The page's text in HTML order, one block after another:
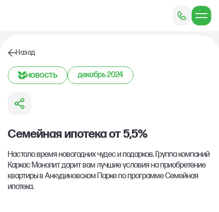
Назад
новость декабрь 2024
Семейная ипотека от 5,5%
Настало время новогодних чудес и подарков. Группа компаний
Каркас Монолит дарит вам лучшие условия на приобретение
квартиры в Анкудиновском Парке по программе Семейная
ипотека.